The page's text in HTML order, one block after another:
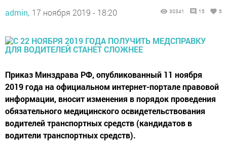
admin, 17 ноября 2019 - 18:20 30341 15 5
Приказ Минздрава РФ, опубликованный 11 ноября
2019 года на официальном интернет-портале правовой
информации, вносит изменения в порядок проведения
обязательного медицинского освидетельствования
водителей транспортных средств (кандидатов в
водители транспортных средств).